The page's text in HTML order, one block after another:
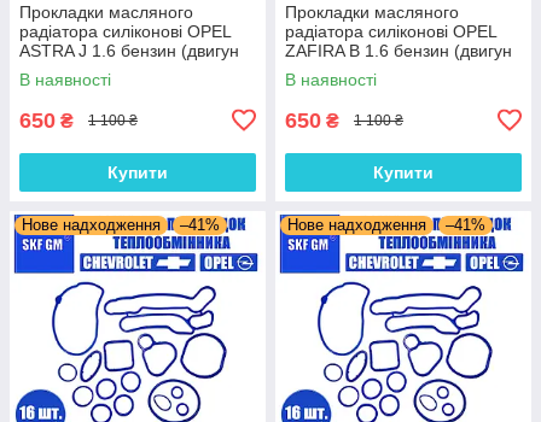
Прокладки масляного
радіатора силіконові OPEL
ASTRA J 1.6 бензин (двигун
A18XER) комплект 16 шт.
В наявності
650 ₴ 1 100 ₴
Купити
Прокладки масляного
радіатора силіконові OPEL
ZAFIRA B 1.6 бензин (двигун
Z16XER) комплект 16 шт.
В наявності
650 ₴ 1 100 ₴
Купити
Нове надходження –41% Нове надходження –41%